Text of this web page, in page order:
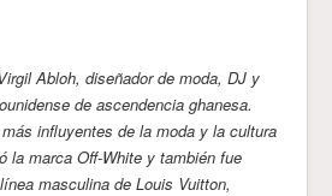
Abloh, diseñador de moda, DJ y
de ascendencia ghanesa.
influyentes de la moda y la cultura
la marca Off-White y también fue
masculina de Louis Vuitton,